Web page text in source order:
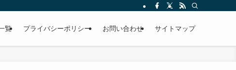
覧 プライバシーポリシー お問い合わせ サイトマップ